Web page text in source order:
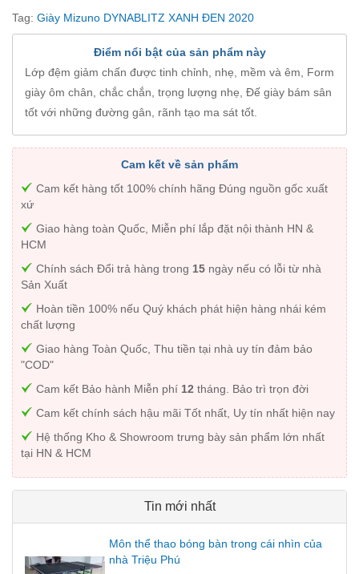
Tag: Giày Mizuno DYNABLITZ XANH ĐEN 2020
Điểm nổi bật của sản phẩm này
Lớp đệm giảm chấn được tinh chỉnh, nhẹ, mềm và êm, Form
giày ôm chân, chắc chắn, trọng lượng nhẹ, Đế giày bám sân
tốt với những đường gân, rãnh tạo ma sát tốt.
Cam kết về sản phẩm
Cam kết hàng tốt 100% chính hãng Đúng nguồn gốc xuất
xứ
Giao hàng toàn Quốc, Miễn phí lắp đặt nội thành HN &
HCM
Chính sách Đổi trả hàng trong 15 ngày nếu có lỗi từ nhà
Sản Xuất
Hoàn tiền 100% nếu Quý khách phát hiện hàng nhái kém
chất lượng
Giao hàng Toàn Quốc, Thu tiền tại nhà uy tín đảm bảo
"COD"
Cam kết Bảo hành Miễn phí 12 tháng. Bảo trì trọn đời
Cam kết chính sách hậu mãi Tốt nhất, Uy tín nhất hiện nay
Hệ thống Kho & Showroom trưng bày sản phẩm lớn nhất
tại HN & HCM
Tin mới nhất
Môn thể thao bóng bàn trong cái nhìn của
nhà Triệu Phú